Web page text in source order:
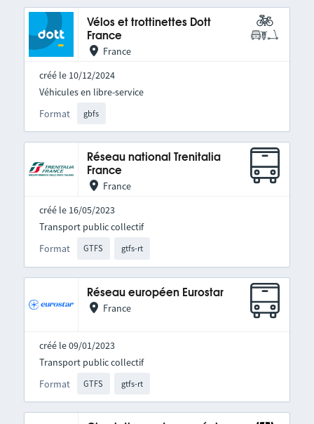
Vélos et trottinettes Dott
France
France
créé le 10/12/2024
Format gbfs
Véhicules en libre-service
Réseau national Trenitalia
France
France
créé le 16/05/2023
Format GTFS gtfs-rt
Transport public collectif
Réseau européen Eurostar
France
créé le 09/01/2023
Format GTFS gtfs-rt
Transport public collectif